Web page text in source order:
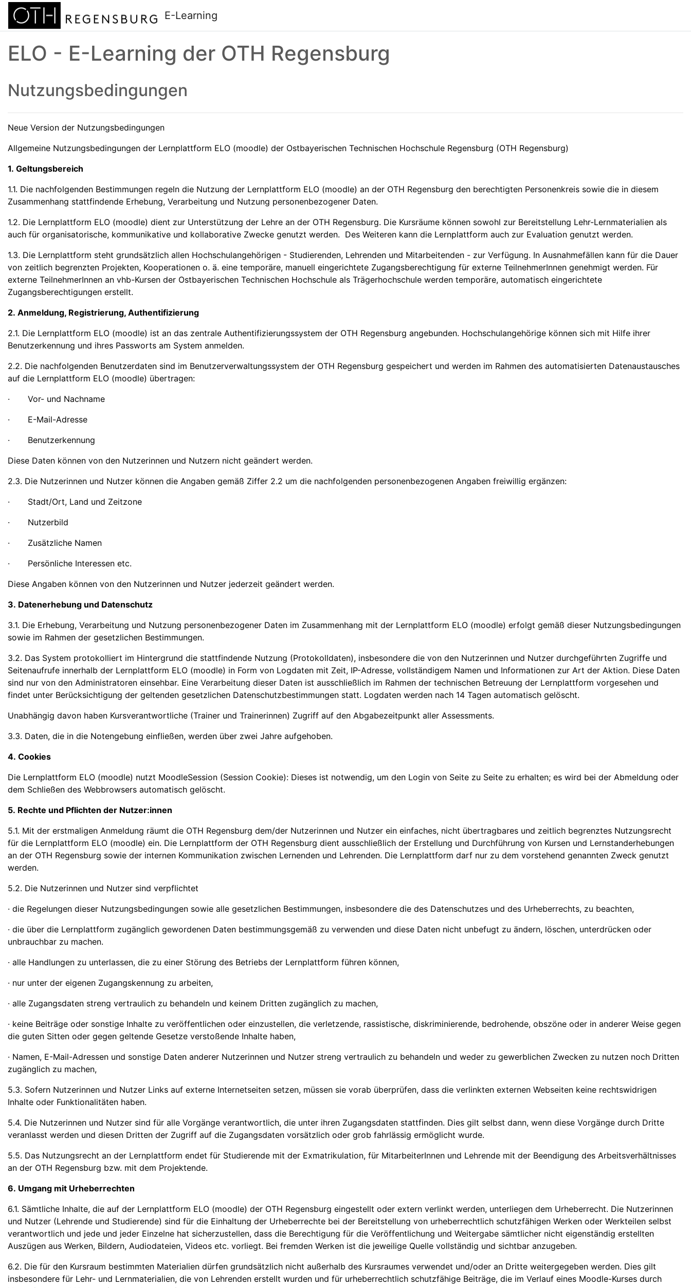
Zum Hauptinhalt
E-Learning
ELO - E-Learning der OTH Regensburg
Nutzungsbedingungen
Neue Version der Nutzungsbedingungen
Allgemeine Nutzungsbedingungen der Lernplattform ELO (moodle) der Ostbayerischen Technischen Hochschule Regensburg (OTH Regensburg)
1. Geltungsbereich
1.1. Die nachfolgenden Bestimmungen regeln die Nutzung der Lernplattform ELO (moodle) an der OTH Regensburg den berechtigten Personenkreis sowie die in diesem
Zusammenhang stattfindende Erhebung, Verarbeitung und Nutzung personenbezogener Daten.
1.2. Die Lernplattform ELO (moodle) dient zur Unterstützung der Lehre an der OTH Regensburg. Die Kursräume können sowohl zur Bereitstellung Lehr-Lernmaterialien als
auch für organisatorische, kommunikative und kollaborative Zwecke genutzt werden. Des Weiteren kann die Lernplattform auch zur Evaluation genutzt werden.
1.3. Die Lernplattform steht grundsätzlich allen Hochschulangehörigen - Studierenden, Lehrenden und Mitarbeitenden - zur Verfügung. In Ausnahmefällen kann für die Dauer
von zeitlich begrenzten Projekten, Kooperationen o. ä. eine temporäre, manuell eingerichtete Zugangsberechtigung für externe TeilnehmerInnen genehmigt werden. Für
externe TeilnehmerInnen an vhb-Kursen der Ostbayerischen Technischen Hochschule als Trägerhochschule werden temporäre, automatisch eingerichtete
Zugangsberechtigungen erstellt.
2. Anmeldung, Registrierung, Authentifizierung
2.1. Die Lernplattform ELO (moodle) ist an das zentrale Authentifizierungssystem der OTH Regensburg angebunden. Hochschulangehörige können sich mit Hilfe ihrer
Benutzerkennung und ihres Passworts am System anmelden.
2.2. Die nachfolgenden Benutzerdaten sind im Benutzerverwaltungssystem der OTH Regensburg gespeichert und werden im Rahmen des automatisierten Datenaustausches
auf die Lernplattform ELO (moodle) übertragen:
· Vor- und Nachname
· E-Mail-Adresse
· Benutzerkennung
Diese Daten können von den Nutzerinnen und Nutzern nicht geändert werden.
2.3. Die Nutzerinnen und Nutzer können die Angaben gemäß Ziffer 2.2 um die nachfolgenden personenbezogenen Angaben freiwillig ergänzen:
· Stadt/Ort, Land und Zeitzone
· Nutzerbild
· Zusätzliche Namen
· Persönliche Interessen etc.
Diese Angaben können von den Nutzerinnen und Nutzer jederzeit geändert werden.
3. Datenerhebung und Datenschutz
3.1. Die Erhebung, Verarbeitung und Nutzung personenbezogener Daten im Zusammenhang mit der Lernplattform ELO (moodle) erfolgt gemäß dieser Nutzungsbedingungen
sowie im Rahmen der gesetzlichen Bestimmungen.
3.2. Das System protokolliert im Hintergrund die stattfindende Nutzung (Protokolldaten), insbesondere die von den Nutzerinnen und Nutzer durchgeführten Zugriffe und
Seitenaufrufe innerhalb der Lernplattform ELO (moodle) in Form von Logdaten mit Zeit, IP-Adresse, vollständigem Namen und Informationen zur Art der Aktion. Diese Daten
sind nur von den Administratoren einsehbar. Eine Verarbeitung dieser Daten ist ausschließlich im Rahmen der technischen Betreuung der Lernplattform vorgesehen und
findet unter Berücksichtigung der geltenden gesetzlichen Datenschutzbestimmungen statt. Logdaten werden nach 14 Tagen automatisch gelöscht.
Unabhängig davon haben Kursverantwortliche (Trainer und Trainerinnen) Zugriff auf den Abgabezeitpunkt aller Assessments.
3.3. Daten, die in die Notengebung einfließen, werden über zwei Jahre aufgehoben.
4. Cookies
Die Lernplattform ELO (moodle) nutzt MoodleSession (Session Cookie): Dieses ist notwendig, um den Login von Seite zu Seite zu erhalten; es wird bei der Abmeldung oder
dem Schließen des Webbrowsers automatisch gelöscht.
5. Rechte und Pflichten der Nutzer:innen
5.1. Mit der erstmaligen Anmeldung räumt die OTH Regensburg dem/der Nutzerinnen und Nutzer ein einfaches, nicht übertragbares und zeitlich begrenztes Nutzungsrecht
für die Lernplattform ELO (moodle) ein. Die Lernplattform der OTH Regensburg dient ausschließlich der Erstellung und Durchführung von Kursen und Lernstanderhebungen
an der OTH Regensburg sowie der internen Kommunikation zwischen Lernenden und Lehrenden. Die Lernplattform darf nur zu dem vorstehend genannten Zweck genutzt
werden.
5.2. Die Nutzerinnen und Nutzer sind verpflichtet
· die Regelungen dieser Nutzungsbedingungen sowie alle gesetzlichen Bestimmungen, insbesondere die des Datenschutzes und des Urheberrechts, zu beachten,
· die über die Lernplattform zugänglich gewordenen Daten bestimmungsgemäß zu verwenden und diese Daten nicht unbefugt zu ändern, löschen, unterdrücken oder
unbrauchbar zu machen.
· alle Handlungen zu unterlassen, die zu einer Störung des Betriebs der Lernplattform führen können,
· nur unter der eigenen Zugangskennung zu arbeiten,
· alle Zugangsdaten streng vertraulich zu behandeln und keinem Dritten zugänglich zu machen,
· keine Beiträge oder sonstige Inhalte zu veröffentlichen oder einzustellen, die verletzende, rassistische, diskriminierende, bedrohende, obszöne oder in anderer Weise gegen
die guten Sitten oder gegen geltende Gesetze verstoßende Inhalte haben,
· Namen, E-Mail-Adressen und sonstige Daten anderer Nutzerinnen und Nutzer streng vertraulich zu behandeln und weder zu gewerblichen Zwecken zu nutzen noch Dritten
zugänglich zu machen,
5.3. Sofern Nutzerinnen und Nutzer Links auf externe Internetseiten setzen, müssen sie vorab überprüfen, dass die verlinkten externen Webseiten keine rechtswidrigen
Inhalte oder Funktionalitäten haben.
5.4. Die Nutzerinnen und Nutzer sind für alle Vorgänge verantwortlich, die unter ihren Zugangsdaten stattfinden. Dies gilt selbst dann, wenn diese Vorgänge durch Dritte
veranlasst werden und diesen Dritten der Zugriff auf die Zugangsdaten vorsätzlich oder grob fahrlässig ermöglicht wurde.
5.5. Das Nutzungsrecht an der Lernplattform endet für Studierende mit der Exmatrikulation, für MitarbeiterInnen und Lehrende mit der Beendigung des Arbeitsverhältnisses
an der OTH Regensburg bzw. mit dem Projektende.
6. Umgang mit Urheberrechten
6.1. Sämtliche Inhalte, die auf der Lernplattform ELO (moodle) der OTH Regensburg eingestellt oder extern verlinkt werden, unterliegen dem Urheberrecht. Die Nutzerinnen
und Nutzer (Lehrende und Studierende) sind für die Einhaltung der Urheberrechte bei der Bereitstellung von urheberrechtlich schutzfähigen Werken oder Werkteilen selbst
verantwortlich und jede und jeder Einzelne hat sicherzustellen, dass die Berechtigung für die Veröffentlichung und Weitergabe sämtlicher nicht eigenständig erstellten
Auszügen aus Werken, Bildern, Audiodateien, Videos etc. vorliegt. Bei fremden Werken ist die jeweilige Quelle vollständig und sichtbar anzugeben.
6.2. Die für den Kursraum bestimmten Materialien dürfen grundsätzlich nicht außerhalb des Kursraumes verwendet und/oder an Dritte weitergegeben werden. Dies gilt
insbesondere für Lehr- und Lernmaterialien, die von Lehrenden erstellt wurden und für urheberrechtlich schutzfähige Beiträge, die im Verlauf eines Moodle-Kurses durch